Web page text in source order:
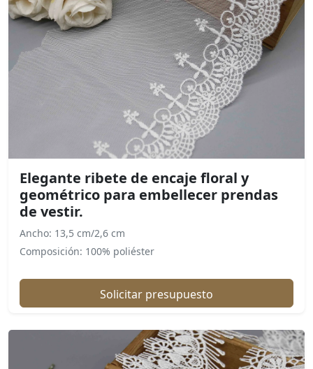
Elegante ribete de encaje floral y
geométrico para embellecer prendas
de vestir.
Ancho: 13,5 cm/2,6 cm
Composición: 100% poliéster
Solicitar presupuesto